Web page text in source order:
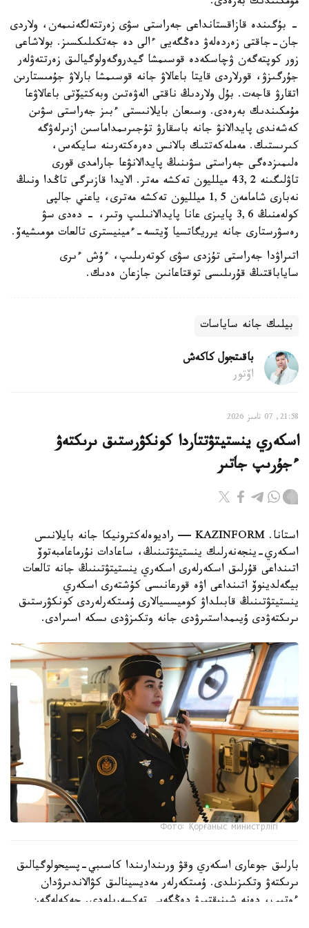
- بۇگىندە قازاقستانداعى جەراستى سۋى زەرتتەلگەنىمەن، ولاردى
جان-جاقتى زەردەلەۋ دەڭگەيى ءالى دە جەتكىلىكسىز. بولاشاعى
زور كوپتەگەن ۋچاسكەدە قوسىمشا گيدروگەولوگيالىق زەرتتەۋلەر
جۇرگىزۋ، قورلاردى قايتا باعالاۋ جانە قوسىمشا بارلاۋ جۇمىستارىن
اتقارۋ قاجەت. بۇل ولاردىڭ ناقتى الەۋەتىن وبەكتيۆتى باعالاۋعا
مۇمكىندىك بەرەدى. وسىعان بايلانىستى ءبىز جەراستى سۋىن
كەشەندى پايدالانۋ جانە باسقارۋ تۇجىرىمداماسىن ازىرلەۋگە
كىرىستىك. مەملەكەتتىك بالانس دەرەكتەرىنە سايكەس،
ەلىمىزدەگى جەراستى سۋىنىڭ پايدالانۋعا جارامدى قورى
تاۋلىگىنە 43,2 ميلليون تەكشە مەتر. الايدا قازىرگى تاڭدا ونىڭ
نەبارى شامامەن 1,5 ميلليون تەكشە مەترى، ياعني جالپى
كولەمنىڭ 3,6 پايىزى عانا پايدالانىلىپ وتىر، - دەدى سۋ
رەسۋرستارى جانە يرريگاتسيا ۆيتسە-ءمينيسترى تالعات مومىشيەۆ.
اتىراۋدا جەراستى تۇزدى سۋى كوتەرىلىپ، ءۇش ءىرى
ساياباقتىڭ قۇرىلىسى توقتاعانىن جازعان ەدىك.
بيلىك جانە ساياسات
باقىتجول كاكەش
اۆتور
21:58, 07 تامىز 2026
اسكەري ينستيتۋتتاردا كونكۋرستىق ىرىكتەۋ
ءجۇرىپ جاتىر
استانا. KAZINFORM — راديوەلەكترونيكا جانە بايلانىس
اسكەري-ينجەنەرلىك ينستيتۋتىنىڭ، ساعادات نۇرماعامبەتوۆ
اتىنداعى قۇرلىق اسكەرلەرى اسكەري ينستيتۋتىنىڭ جانە تالعات
بيگەلدينوۆ اتىنداعى اۋە قورعانىسى كۇشتەرى اسكەري
ينستيتۋتىنىڭ قابىلداۋ كوميسسيالارى ۇمىتكەرلەردى كونكۋرستىق
ىرىكتەۋدى ۇيىمداستىرۋدى جانە وتكىزۋدى ىسكە اسىرادى.
Фото: Қорғаныс министрлігі
بارلىق جوعارى اسكەري وقۋ ورىندارىندا كاسىبي-پسيحولوگيالىق
ىرىكتەۋ وتكىزىلدى. ۇمىتكەرلەر مەديسينالىق كۋالاندىرۋدان
ءوتىپ، دەنە شىنىقتىرۋ دەڭگەيى تەكسەرىلەدى. جەكەلەگەن